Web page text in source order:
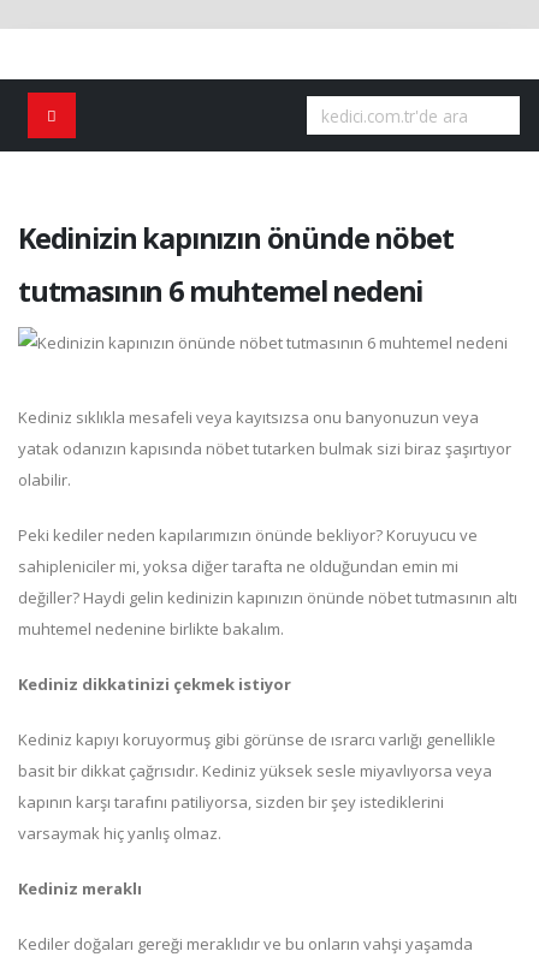
Kedinizin kapınızın önünde nöbet
tutmasının 6 muhtemel nedeni
Kediniz sıklıkla mesafeli veya kayıtsızsa onu banyonuzun veya
yatak odanızın kapısında nöbet tutarken bulmak sizi biraz şaşırtıyor
olabilir.
Peki kediler neden kapılarımızın önünde bekliyor? Koruyucu ve
sahipleniciler mi, yoksa diğer tarafta ne olduğundan emin mi
değiller? Haydi gelin kedinizin kapınızın önünde nöbet tutmasının altı
muhtemel nedenine birlikte bakalım.
Kediniz dikkatinizi çekmek istiyor
Kediniz kapıyı koruyormuş gibi görünse de ısrarcı varlığı genellikle
basit bir dikkat çağrısıdır. Kediniz yüksek sesle miyavlıyorsa veya
kapının karşı tarafını patiliyorsa, sizden bir şey istediklerini
varsaymak hiç yanlış olmaz.
Kediniz meraklı
Kediler doğaları gereği meraklıdır ve bu onların vahşi yaşamda